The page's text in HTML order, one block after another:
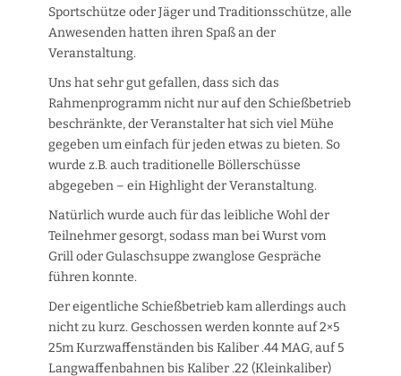
Sportschütze oder Jäger und Traditionsschütze, alle
Anwesenden hatten ihren Spaß an der
Veranstaltung.
Uns hat sehr gut gefallen, dass sich das
Rahmenprogramm nicht nur auf den Schießbetrieb
beschränkte, der Veranstalter hat sich viel Mühe
gegeben um einfach für jeden etwas zu bieten. So
wurde z.B. auch traditionelle Böllerschüsse
abgegeben – ein Highlight der Veranstaltung.
Natürlich wurde auch für das leibliche Wohl der
Teilnehmer gesorgt, sodass man bei Wurst vom
Grill oder Gulaschsuppe zwanglose Gespräche
führen konnte.
Der eigentliche Schießbetrieb kam allerdings auch
nicht zu kurz. Geschossen werden konnte auf 2×5
25m Kurzwaffenständen bis Kaliber .44 MAG, auf 5
Langwaffenbahnen bis Kaliber .22 (Kleinkaliber)